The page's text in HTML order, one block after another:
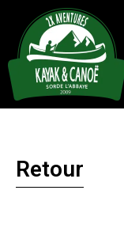
Retour